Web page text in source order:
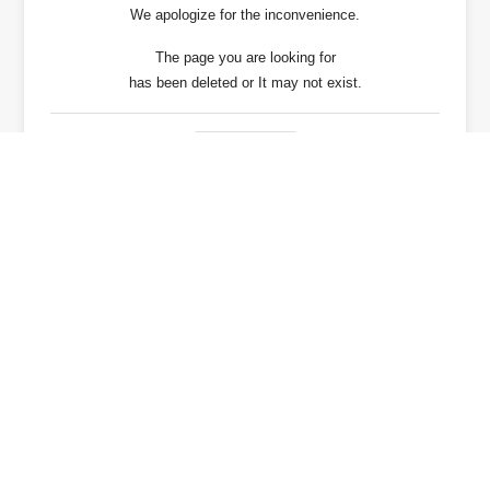
We apologize for the inconvenience.
The page you are looking for
has been deleted or It may not exist.